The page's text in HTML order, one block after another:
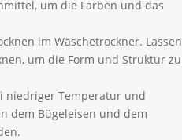
um die Farben und das
im Wäschetrockner. Lassen
um die Form und Struktur zu
niedriger Temperatur und
dem Bügeleisen und dem